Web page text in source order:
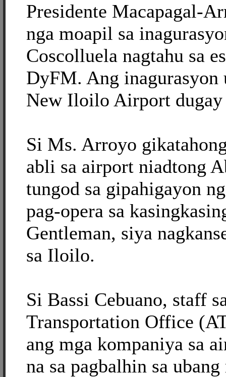
Presidente Macapagal-
nga moapil sa
Coscolluela nagtahu sa
DyFM. Ang inagurasyon
New Iloilo Airport dugay
Si Ms. Arroyo
abli sa airport niadtong
tungod sa gipahigayon
pag-opera sa
Gentleman, siya
sa Iloilo.
Si Bassi Cebuano, staff
Transportation Office
ang mga kompaniya sa
na sa pagbalhin sa